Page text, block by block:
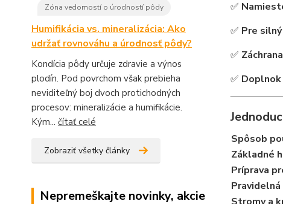
Zóna vedomostí o úrodností pôdy
Humifikácia vs. mineralizácia: Ako
udržať rovnováhu a úrodnosť pôdy?
Kondícia pôdy určuje zdravie a výnos
plodín. Pod povrchom však prebieha
neviditeľný boj dvoch protichodných
procesov: mineralizácie a humifikácie.
Kým... čítať celé
Zobraziť všetky články
Nepremeškajte novinky, akcie
✅
✅ Pre
✅
✅
Spôsob
Základné
Príprava